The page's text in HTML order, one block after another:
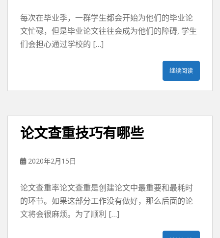
每次在毕业季，一群学生都会开始为他们的毕业论
文忙碌，但是毕业论文往往会成为他们的障碍, 学生
们会担心通过学校的 […]
继续阅读
论文查重技巧有哪些
2020年2月15日
论文查重率论文查重是创建论文中最重要和最耗时
的环节。如果这部分工作没有做好，那么后面的论
文将会很麻烦。为了顺利 […]